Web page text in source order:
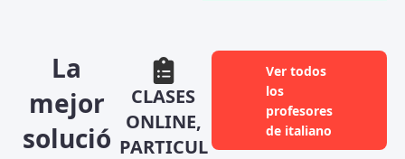
La
mejor
solució
CLASES
ONLINE,
PARTICUL
Ver todos
los
profesores
de italiano